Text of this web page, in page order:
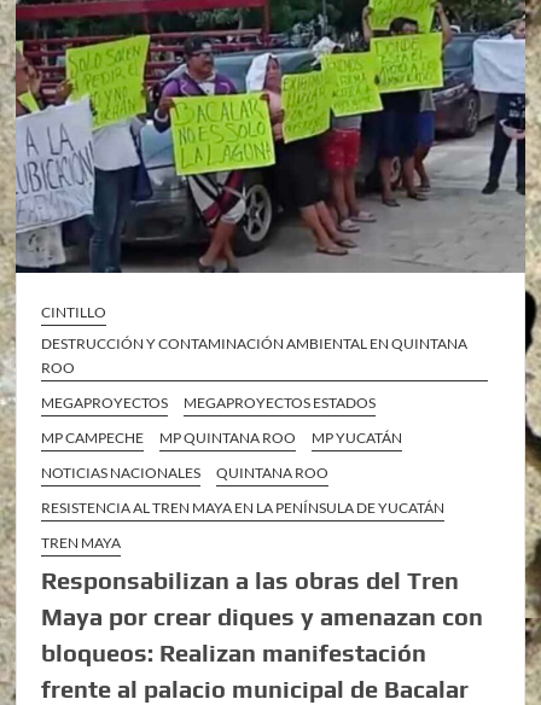
CINTILLO
DESTRUCCIÓN Y CONTAMINACIÓN AMBIENTAL EN QUINTANA
ROO
MEGAPROYECTOS
MEGAPROYECTOS ESTADOS
MP CAMPECHE
MP QUINTANA ROO
MP YUCATÁN
NOTICIAS NACIONALES
QUINTANA ROO
RESISTENCIA AL TREN MAYA EN LA PENÍNSULA DE YUCATÁN
TREN MAYA
Responsabilizan a las obras del Tren
Maya por crear diques y amenazan con
bloqueos: Realizan manifestación
frente al palacio municipal de Bacalar